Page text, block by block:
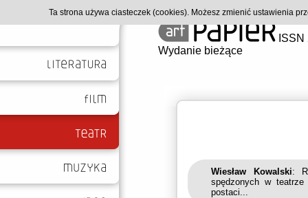
Wydanie bieżące
Wiesław Kowalski:
spędzonych w
postaci...
Ta strona używa ciasteczek (cookies). Możesz zmienić ustawienia